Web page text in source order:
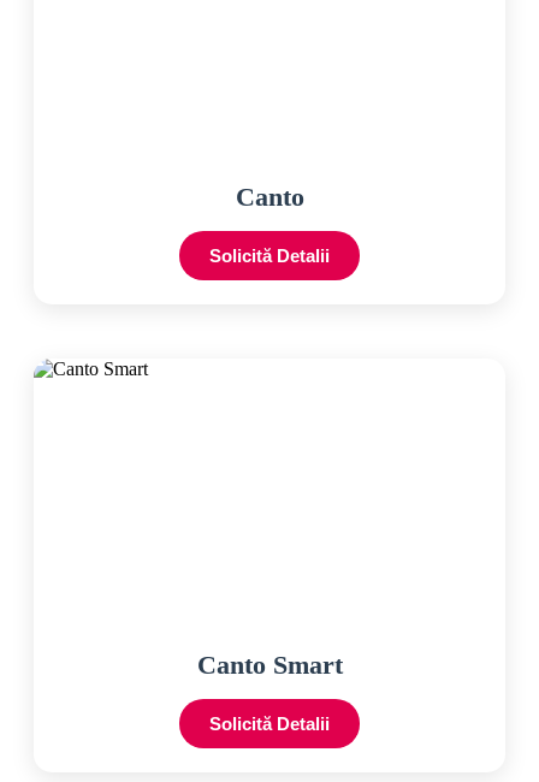
Canto
Solicită Detalii
Canto Smart
Solicită Detalii